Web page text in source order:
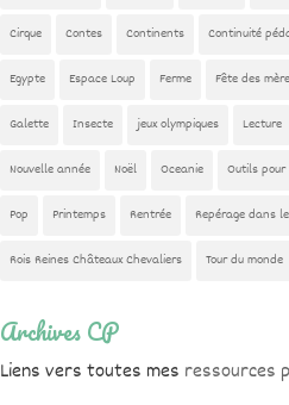
Cirque Contes Continents Continuité
Egypte Espace Loup Ferme Fête des
Galette Insecte jeux olympiques Lecture
Nouvelle année Noël Oceanie Outils
Pop Printemps Rentrée Repérage dans
Rois Reines Châteaux Chevaliers Tour du monde
Archives CP
Liens vers toutes mes ressources